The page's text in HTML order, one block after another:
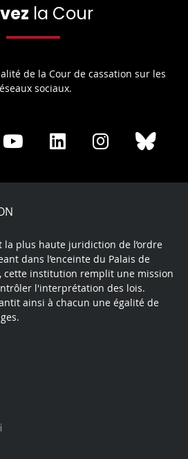
la Cour
de la Cour de cassation sur les
sociaux.
Share
Youtube
Share
LinkedIn
Share
Instagram
la plus haute juridiction de l’ordre
dans l’enceinte du Palais de
cette institution remplit une mission
l'interprétation des lois.
ainsi à chacun une égalité de